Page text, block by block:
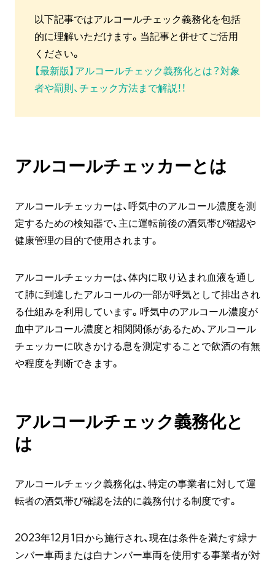
以下記事ではアルコールチェック義務化を包括
的に理解いただけます。当記事と併せてご活用
ください。
【最新版】アルコールチェック義務化とは？対象
者や罰則、チェック方法まで解説！！
アルコールチェッカーとは
アルコールチェッカーは、呼気中のアルコール濃度を測
定するための検知器で、主に運転前後の酒気帯び確認や
健康管理の目的で使用されます。
アルコールチェッカーは、体内に取り込まれ血液を通し
て肺に到達したアルコールの一部が呼気として排出され
る仕組みを利用しています。呼気中のアルコール濃度が
血中アルコール濃度と相関関係があるため、アルコール
チェッカーに吹きかける息を測定することで飲酒の有無
や程度を判断できます。
アルコールチェック義務化と
は
アルコールチェック義務化は、特定の事業者に対して運
転者の酒気帯び確認を法的に義務付ける制度です。
2023年12月1日から施行され、現在は条件を満たす緑ナ
ンバー車両または白ナンバー車両を使用する事業者が対